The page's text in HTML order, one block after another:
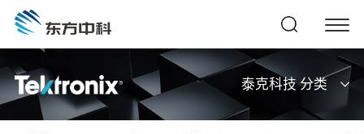
泰克科技 分类